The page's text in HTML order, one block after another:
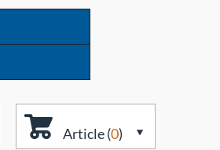
Article (0)